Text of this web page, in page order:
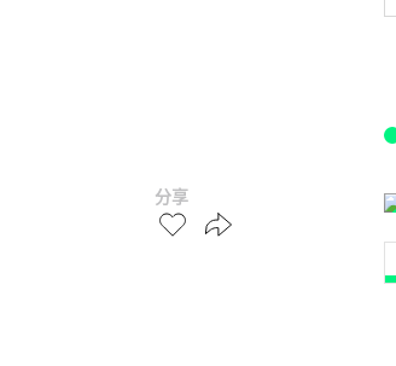
分享